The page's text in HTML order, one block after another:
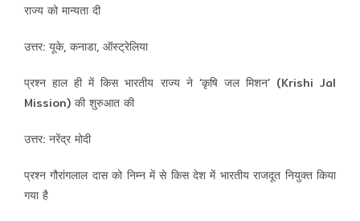
राज्य को मान्यता दी
उत्तर: यूके, कनाडा, ऑस्ट्रेलिया
प्रश्न हाल ही में किस भारतीय राज्य ने ‘कृषि जल मिशन’ (Krishi Jal
Mission) की शुरुआत की
उत्तर: नरेंद्र मोदी
प्रश्न गौरांगलाल दास को निम्न में से किस देश में भारतीय राजदूत नियुक्त किया
गया है